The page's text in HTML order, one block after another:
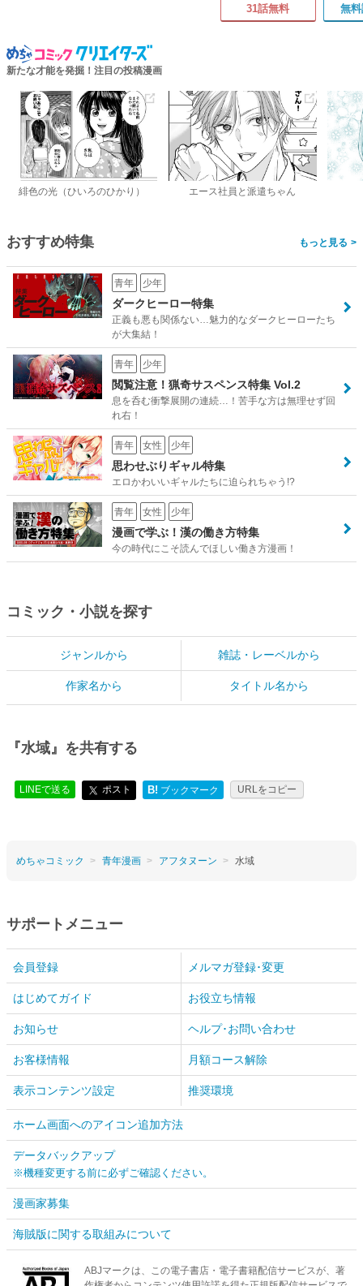
31話無料 無
新たな才能を発掘！注目の投稿漫画
緋色の光（ひいろのひかり） エース社員と派遣ちゃん
おすすめ特集 >
青年 少年
ダークヒーロー特集
正義も悪も関係ない…魅力的なダークヒーローたち
が大集結！
青年 少年
閲覧注意！猟奇サスペンス特集 Vol.2
息を呑む衝撃展開の連続…！苦手な方は無理せず回
れ右！
青年 女性 少年
思わせぶりギャル特集
エロかわいいギャルたちに迫られちゃう!?
青年 女性 少年
漫画で学ぶ！漢の働き方特集
今の時代にこそ読んでほしい働き方漫画！
コミック・小説を探す
ジャンルから 雑誌・レーベルから
作家名から タイトル名から
『水域』を共有する
LINEで送る ポスト B! ブックマーク URLをコピー
めちゃコミック 青年漫画 アフタヌーン 水域
サポートメニュー
会員登録 メルマガ登録･変更
はじめてガイド お役立ち情報
お知らせ ヘルプ･お問い合わせ
お客様情報 月額コース解除
表示コンテンツ設定 推奨環境
ホーム画面へのアイコン追加方法
データバックアップ
※機種変更する前に必ずご確認ください。
漫画家募集
海賊版に関する取組みについて
ABJマークは、この電子書店・電子書籍配信サービスが、著